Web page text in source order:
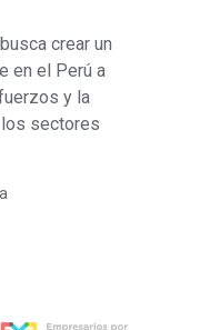
crear un
en el Perú a
y la
sectores